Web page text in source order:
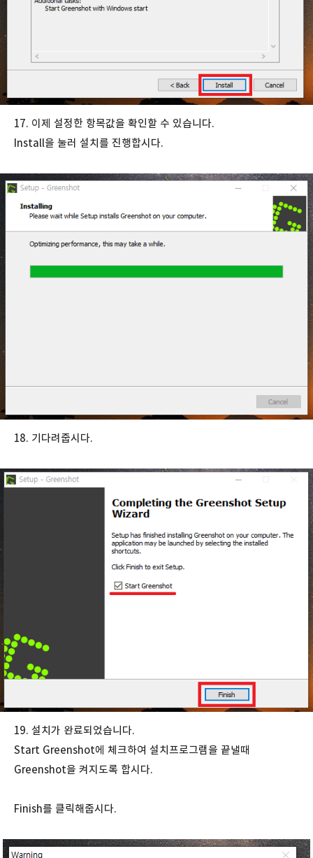
17. 이제 설정한 항목값을 확인할 수 있습니다.
Install을 눌러 설치를 진행합시다.
18. 기다려줍시다.
19. 설치가 완료되었습니다.
Start Greenshot에 체크하여 설치프로그램을 끝낼때
Greenshot을 켜지도록 합시다.
Finish를 클릭해줍시다.